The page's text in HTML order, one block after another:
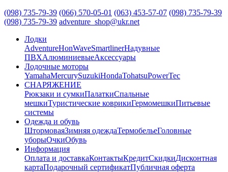
(098) 735-79-39 (066) 570-05-01 (063) 453-57-07 (098) 735-79-39
(098) 735-79-39 adventure_shop@ukr.net
Лодки
AdventureHonWaveSmartlinerНадувные
ПВХАлюминиевыеАксессуары
Лодочные моторы
YamahaMercurySuzukiHondaTohatsuPowerTec
СНАРЯЖЕНИЕ
Рюкзаки и сумкиПалаткиСпальные
мешкиТуристические коврикиГермомешкиПитьевые
системы
Одежда и обувь
ШтормоваяЗимняя одеждаТермобельеГоловные
уборыОчкиОбувь
Информация
Оплата и доставкаКонтактыКредитСкидкиДисконтная
картаПодарочный сертификатПубличная оферта